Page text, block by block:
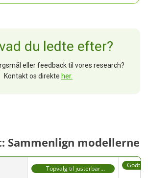
du ledte efter?
eller feedback til vores research?
Kontakt os direkte her.
Sammenlign modellerne
Topvalg til justerbar
Godt